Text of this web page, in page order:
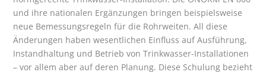
und ihre nationalen Ergänzungen bringen beispielsweise
neue Bemessungsregeln für die Rohrweiten. All diese
Änderungen haben wesentlichen Einfluss auf Ausführung,
Instandhaltung und Betrieb von Trinkwasser-Installationen
– vor allem aber auf deren Planung. Diese Schulung bezieht